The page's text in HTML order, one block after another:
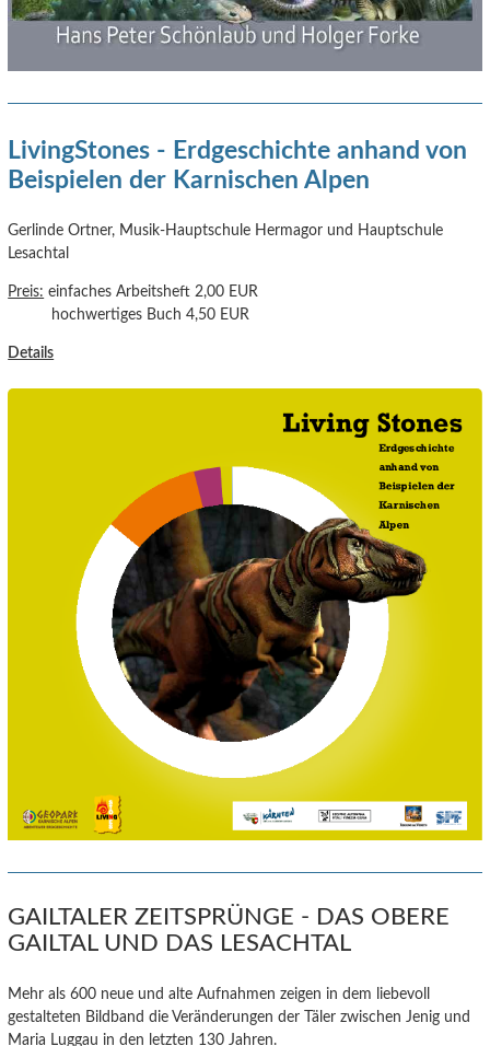
LivingStones - Erdgeschichte anhand von
Beispielen der Karnischen Alpen
Gerlinde Ortner, Musik-Hauptschule Hermagor und Hauptschule
Lesachtal
Preis: einfaches Arbeitsheft 2,00 EUR
hochwertiges Buch 4,50 EUR
Details
GAILTALER ZEITSPRÜNGE - DAS OBERE
GAILTAL UND DAS LESACHTAL
Mehr als 600 neue und alte Aufnahmen zeigen in dem liebevoll
gestalteten Bildband die Veränderungen der Täler zwischen Jenig und
Maria Luggau in den letzten 130 Jahren.